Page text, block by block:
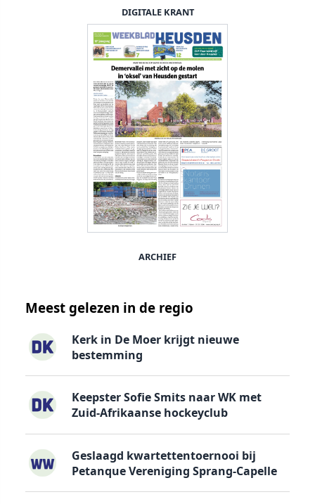
DIGITALE KRANT
ARCHIEF
Meest gelezen in de regio
Kerk in De Moer krijgt nieuwe
bestemming
Keepster Sofie Smits naar WK met
Zuid-Afrikaanse hockeyclub
Geslaagd kwartettentoernooi bij
Petanque Vereniging Sprang-Capelle